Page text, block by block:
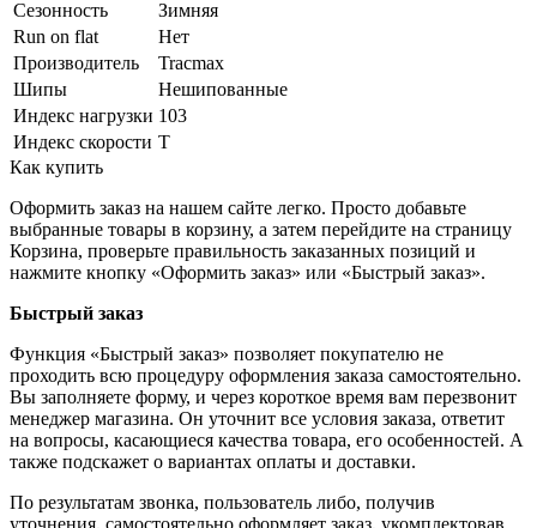
Сезонность
Зимняя
Run on flat
Нет
Производитель
Tracmax
Шипы
Нешипованные
Индекс нагрузки 103
Индекс скорости T
Как купить
Оформить заказ на нашем сайте легко. Просто добавьте
выбранные товары в корзину, а затем перейдите на страницу
Корзина, проверьте правильность заказанных позиций и
нажмите кнопку «Оформить заказ» или «Быстрый заказ».
Быстрый заказ
Функция «Быстрый заказ» позволяет покупателю не
проходить всю процедуру оформления заказа самостоятельно.
Вы заполняете форму, и через короткое время вам перезвонит
менеджер магазина. Он уточнит все условия заказа, ответит
на вопросы, касающиеся качества товара, его особенностей. А
также подскажет о вариантах оплаты и доставки.
По результатам звонка, пользователь либо, получив
уточнения, самостоятельно оформляет заказ, укомплектовав